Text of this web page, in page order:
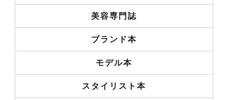
美容専門誌
ブランド本
モデル本
スタイリスト本